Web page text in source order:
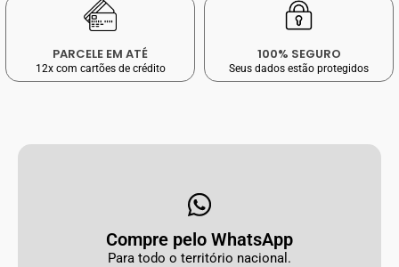
PARCELE EM ATÉ
12x com cartões de crédito
100% SEGURO
Seus dados estão protegidos
Compre pelo WhatsApp
Para todo o território nacional.